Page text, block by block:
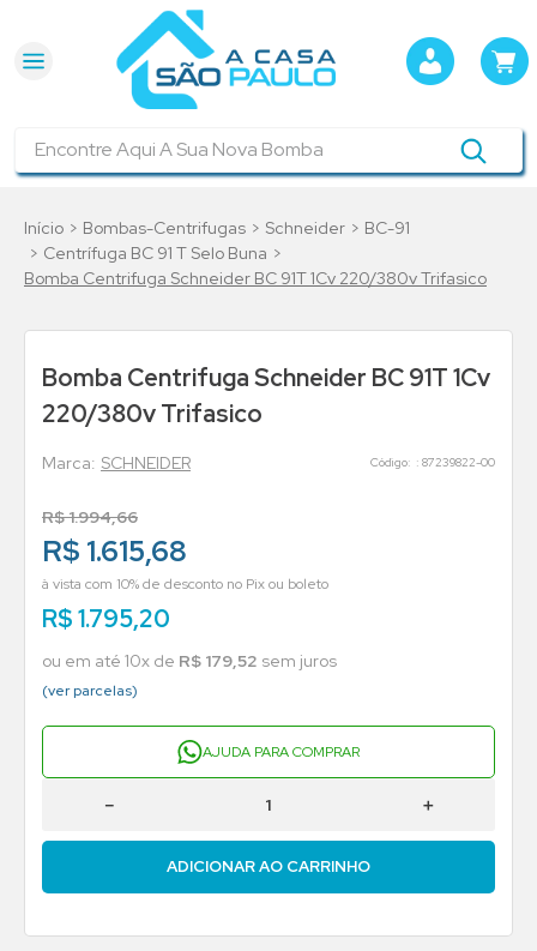
Bombas-Centrifugas Schneider
BC-91
Centrífuga BC 91 T Selo Buna
Bomba Centrifuga Schneider BC 91T 1Cv 220/380v Trifasico
Bomba Centrifuga Schneider BC 91T 1Cv
220/380v Trifasico
SCHNEIDER : 87239822-00
R$1.994,66
R$ 1.615,68
à vista com 10% de desconto no Pix ou boleto
R$1.795,20
ou em até 10x de R$ 179,52 sem juros
(ver parcelas)
AJUDA PARA COMPRAR
＋
－
ADICIONAR AO CARRINHO